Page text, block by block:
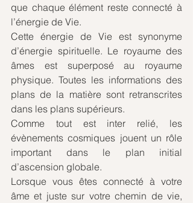
que chaque élément reste connecté à
l’énergie de Vie.
Cette énergie de Vie est synonyme
d’énergie spirituelle. Le royaume des
âmes est superposé au royaume
physique. Toutes les informations des
plans de la matière sont retranscrites
dans les plans supérieurs.
Comme tout est inter relié, les
évènements cosmiques jouent un rôle
important dans le plan initial
d’ascension globale.
Lorsque vous êtes connecté à votre
âme et juste sur votre chemin de vie,